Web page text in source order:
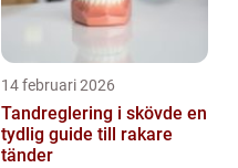
14 februari 2026
Tandreglering i skövde en
tydlig guide till rakare
tänder